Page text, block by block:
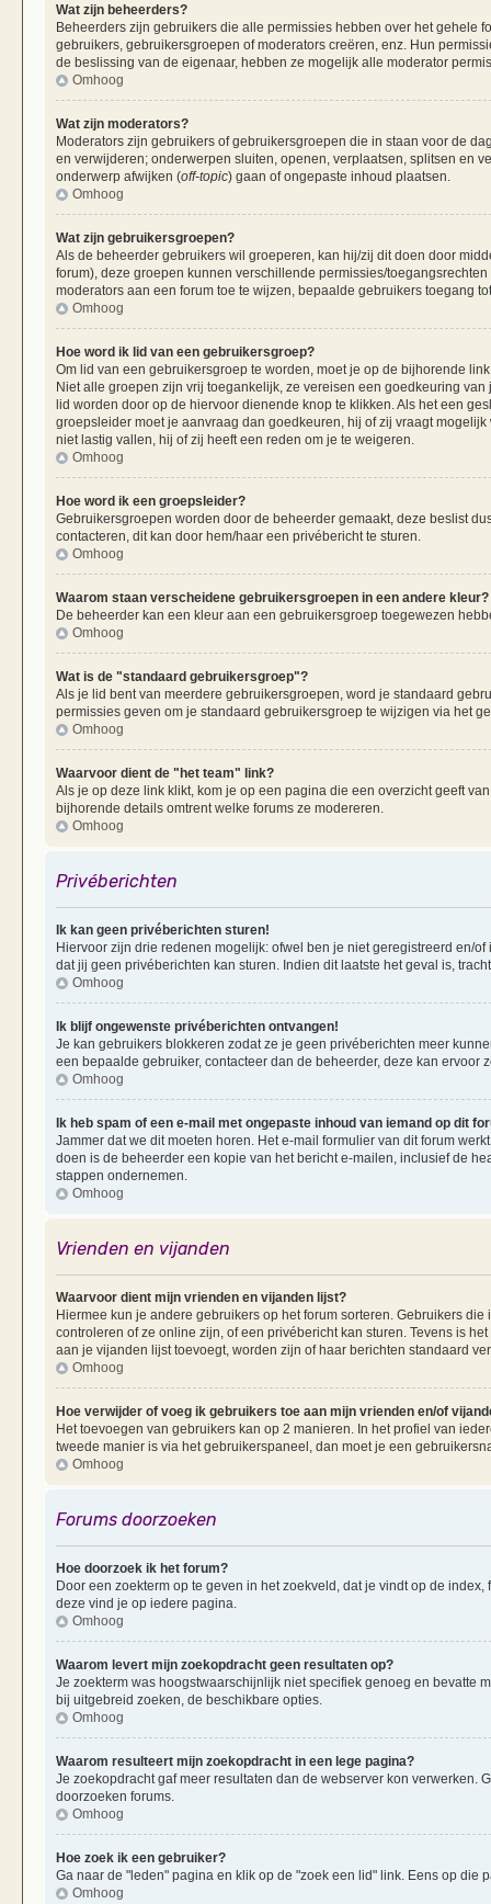
Wat zijn beheerders?
Beheerders zijn gebruikers die alle permissies hebben over het gehele
gebruikers, gebruikersgroepen of moderators creëren, enz. Hun
de beslissing van de eigenaar, hebben ze mogelijk alle moderator
Omhoog
Wat zijn moderators?
Moderators zijn gebruikers of gebruikersgroepen die in staan voor de
en verwijderen; onderwerpen sluiten, openen, verplaatsen, splitsen en
onderwerp afwijken (off-topic) gaan of ongepaste inhoud plaatsen.
Omhoog
Wat zijn gebruikersgroepen?
Als de beheerder gebruikers wil groeperen, kan hij/zij dit doen door
forum), deze groepen kunnen verschillende permissies/
moderators aan een forum toe te wijzen, bepaalde gebruikers toegang
Omhoog
Hoe word ik lid van een gebruikersgroep?
Om lid van een gebruikersgroep te worden, moet je op de bijhorende
Niet alle groepen zijn vrij toegankelijk, ze vereisen een goedkeuring
lid worden door op de hiervoor dienende knop te klikken. Als het een
groepsleider moet je aanvraag dan goedkeuren, hij of zij vraagt
niet lastig vallen, hij of zij heeft een reden om je te weigeren.
Omhoog
Hoe word ik een groepsleider?
Gebruikersgroepen worden door de beheerder gemaakt, deze beslist
contacteren, dit kan door hem/haar een privébericht te sturen.
Omhoog
Waarom staan verscheidene gebruikersgroepen in een andere kleur?
De beheerder kan een kleur aan een gebruikersgroep toegewezen
Omhoog
Wat is de "standaard gebruikersgroep"?
Als je lid bent van meerdere gebruikersgroepen, word je standaard
permissies geven om je standaard gebruikersgroep te wijzigen via het
Omhoog
Waarvoor dient de "het team" link?
Als je op deze link klikt, kom je op een pagina die een overzicht geeft
bijhorende details omtrent welke forums ze modereren.
Omhoog
Privéberichten
Ik kan geen privéberichten sturen!
Hiervoor zijn drie redenen mogelijk: ofwel ben je niet geregistreerd en/
dat jij geen privéberichten kan sturen. Indien dit laatste het geval is,
Omhoog
Ik blijf ongewenste privéberichten ontvangen!
Je kan gebruikers blokkeren zodat ze je geen privéberichten meer
een bepaalde gebruiker, contacteer dan de beheerder, deze kan ervoor
Omhoog
Ik heb spam of een e-mail met ongepaste inhoud van iemand op dit
Jammer dat we dit moeten horen. Het e-mail formulier van dit forum
doen is de beheerder een kopie van het bericht e-mailen, inclusief de
stappen ondernemen.
Omhoog
Vrienden en vijanden
Waarvoor dient mijn vrienden en vijanden lijst?
Hiermee kun je andere gebruikers op het forum sorteren. Gebruikers
controleren of ze online zijn, of een privébericht kan sturen. Tevens is
aan je vijanden lijst toevoegt, worden zijn of haar berichten standaard
Omhoog
Hoe verwijder of voeg ik gebruikers toe aan mijn vrienden en/of
Het toevoegen van gebruikers kan op 2 manieren. In het profiel van
tweede manier is via het gebruikerspaneel, dan moet je een
Omhoog
Forums doorzoeken
Hoe doorzoek ik het forum?
Door een zoekterm op te geven in het zoekveld, dat je vindt op de
deze vind je op iedere pagina.
Omhoog
Waarom levert mijn zoekopdracht geen resultaten op?
Je zoekterm was hoogstwaarschijnlijk niet specifiek genoeg en bevatte
bij uitgebreid zoeken, de beschikbare opties.
Omhoog
Waarom resulteert mijn zoekopdracht in een lege pagina?
Je zoekopdracht gaf meer resultaten dan de webserver kon verwerken.
doorzoeken forums.
Omhoog
Hoe zoek ik een gebruiker?
Ga naar de "leden" pagina en klik op de "zoek een lid" link. Eens op die
Omhoog